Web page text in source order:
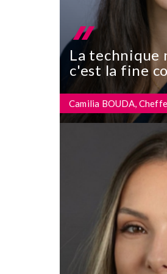
La technique
c'est la fine
enjeux
son sens à la
double
force au
Camilia BOUDA,